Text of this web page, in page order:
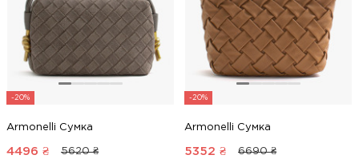
-20%
Armonelli Сумка
4496 ₴ 5620 ₴
-20%
Armonelli Сумка
5352 ₴ 6690 ₴